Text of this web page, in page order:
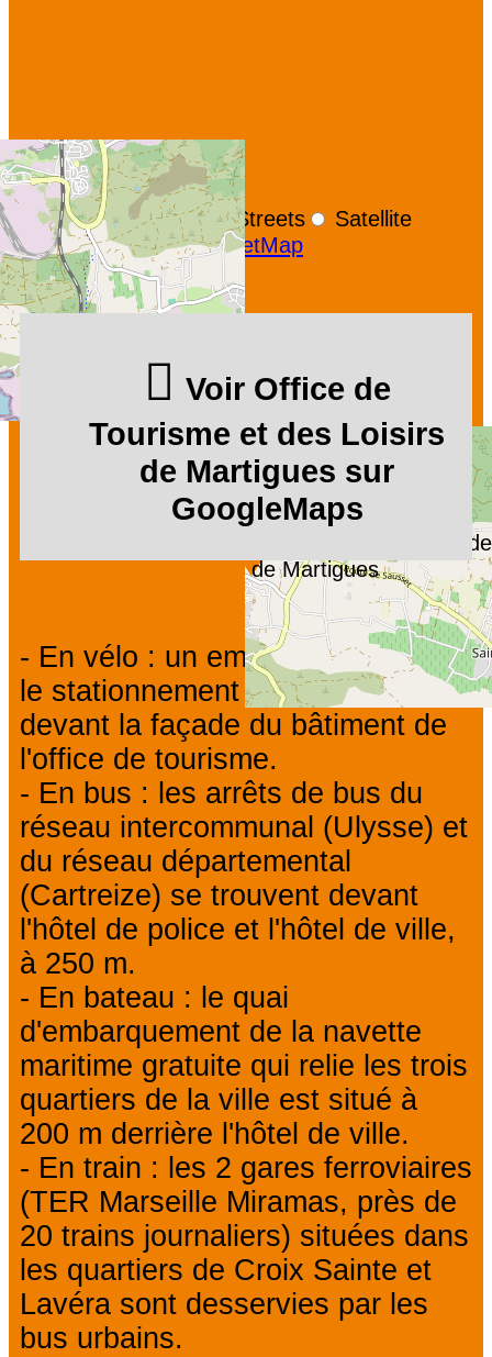
Office de Tourisme et
de Martigues
+−
OpenStreetMap
Streets
Satellite
Leaflet |©OpenStreetMap
Voir Office de
Tourisme et des Loisirs
de Martigues sur
GoogleMaps
- En vélo : un emplacement pour
le stationnement vélos est situé
devant la façade du bâtiment de
l'office de tourisme.
- En bus : les arrêts de bus du
réseau intercommunal (Ulysse) et
du réseau départemental
(Cartreize) se trouvent devant
l'hôtel de police et l'hôtel de ville,
à 250 m.
- En bateau : le quai
d'embarquement de la navette
maritime gratuite qui relie les trois
quartiers de la ville est situé à
200 m derrière l'hôtel de ville.
- En train : les 2 gares ferroviaires
(TER Marseille Miramas, près de
20 trains journaliers) situées dans
les quartiers de Croix Sainte et
Lavéra sont desservies par les
bus urbains.